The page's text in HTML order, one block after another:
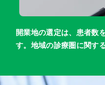
開業地の選定は、患者数
す。地域の診療圏に関す